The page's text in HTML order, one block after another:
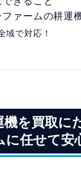
ファームの耕運
域で対応！
機を買取に
任せて安